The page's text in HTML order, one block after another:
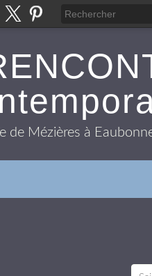
de Mézières à